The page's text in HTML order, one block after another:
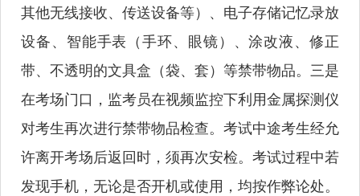
其他无线接收、传送设备等）、电子存储记忆录放
设备、智能手表（手环、眼镜）、涂改液、修正
带、不透明的文具盒（袋、套）等禁带物品。三是
在考场门口，监考员在视频监控下利用金属探测仪
对考生再次进行禁带物品检查。考试中途考生经允
许离开考场后返回时，须再次安检。考试过程中若
发现手机，无论是否开机或使用，均按作弊论处。